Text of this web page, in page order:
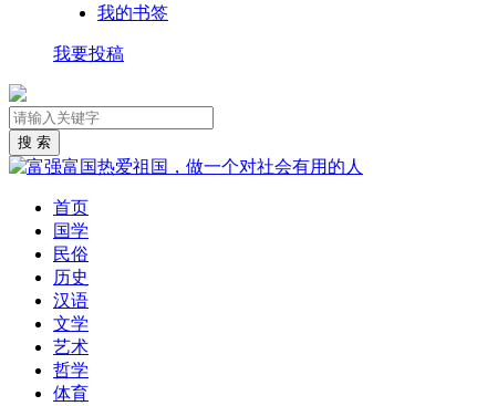
我的书签
我要投稿
首页
国学
民俗
历史
汉语
文学
艺术
哲学
体育